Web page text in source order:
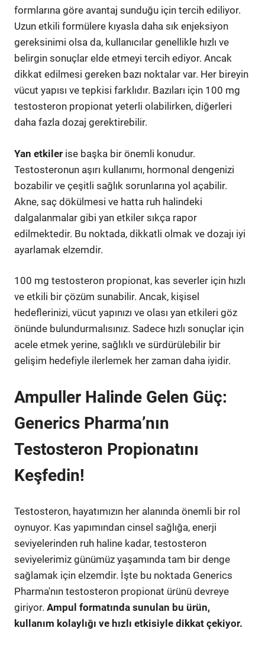
formlarına göre avantaj sunduğu için tercih ediliyor.
Uzun etkili formülere kıyasla daha sık enjeksiyon
gereksinimi olsa da, kullanıcılar genellikle hızlı ve
belirgin sonuçlar elde etmeyi tercih ediyor. Ancak
dikkat edilmesi gereken bazı noktalar var. Her bireyin
vücut yapısı ve tepkisi farklıdır. Bazıları için 100 mg
testosteron propionat yeterli olabilirken, diğerleri
daha fazla dozaj gerektirebilir.
Yan etkiler ise başka bir önemli konudur.
Testosteronun aşırı kullanımı, hormonal dengenizi
bozabilir ve çeşitli sağlık sorunlarına yol açabilir.
Akne, saç dökülmesi ve hatta ruh halindeki
dalgalanmalar gibi yan etkiler sıkça rapor
edilmektedir. Bu noktada, dikkatli olmak ve dozajı iyi
ayarlamak elzemdir.
100 mg testosteron propionat, kas severler için hızlı
ve etkili bir çözüm sunabilir. Ancak, kişisel
hedeflerinizi, vücut yapınızı ve olası yan etkileri göz
önünde bulundurmalısınız. Sadece hızlı sonuçlar için
acele etmek yerine, sağlıklı ve sürdürülebilir bir
gelişim hedefiyle ilerlemek her zaman daha iyidir.
Ampuller Halinde Gelen Güç:
Generics Pharma’nın
Testosteron Propionatını
Keşfedin!
Testosteron, hayatımızın her alanında önemli bir rol
oynuyor. Kas yapımından cinsel sağlığa, enerji
seviyelerinden ruh haline kadar, testosteron
seviyelerimiz günümüz yaşamında tam bir denge
sağlamak için elzemdir. İşte bu noktada Generics
Pharma'nın testosteron propionat ürünü devreye
giriyor. Ampul formatında sunulan bu ürün,
kullanım kolaylığı ve hızlı etkisiyle dikkat çekiyor.